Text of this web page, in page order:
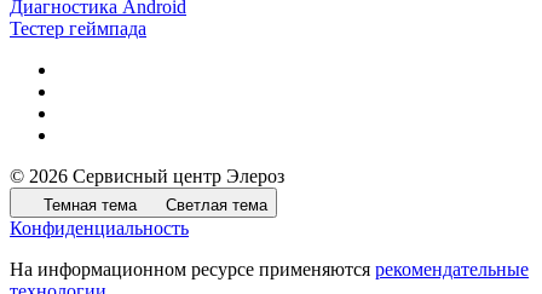
Диагностика Android
Тестер геймпада
© 2026 Сервисный центр Элероз
Темная тема Светлая тема
Конфиденциальность
На информационном ресурсе применяются рекомендательные